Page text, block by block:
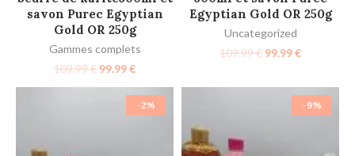
savon Purec Egyptian
Gold OR 250g
Gammes complets
109.99€ 99.99€
Egyptian Gold OR 250g
Uncategorized
109.99€ 99.99€
-2% -9%